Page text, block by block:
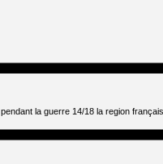
la guerre 14/18 la region